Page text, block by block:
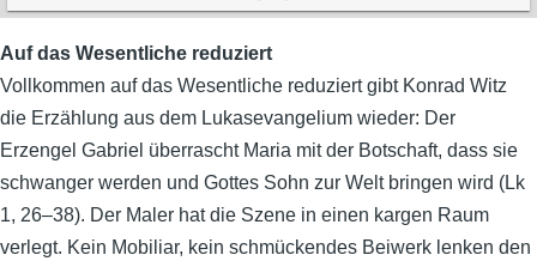
Auf das Wesentliche reduziert
Vollkommen auf das Wesentliche reduziert gibt Konrad Witz
die Erzählung aus dem Lukasevangelium wieder: Der
Erzengel Gabriel überrascht Maria mit der Botschaft, dass sie
schwanger werden und Gottes Sohn zur Welt bringen wird (Lk
1, 26–38). Der Maler hat die Szene in einen kargen Raum
verlegt. Kein Mobiliar, kein schmückendes Beiwerk lenken den